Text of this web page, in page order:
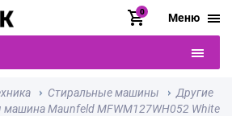
0 Меню
Стиральные машины
Другие
машина Maunfeld MFWM127WH052 White